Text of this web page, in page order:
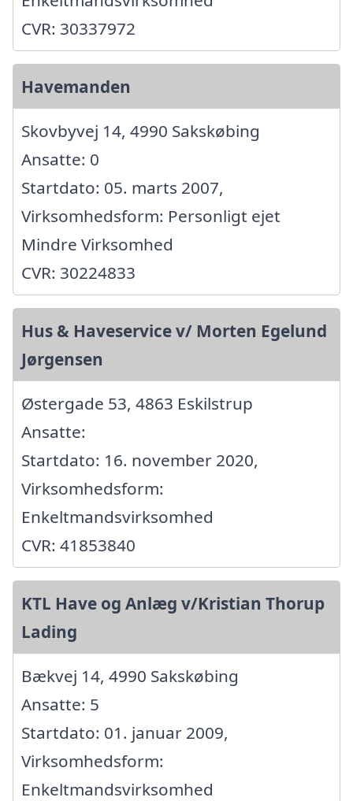
CVR: 30337972
Havemanden
Skovbyvej 14, 4990 Sakskøbing
Ansatte: 0
Startdato: 05. marts 2007,
Virksomhedsform: Personligt ejet
Mindre Virksomhed
CVR: 30224833
Hus & Haveservice v/ Morten Egelund
Jørgensen
Østergade 53, 4863 Eskilstrup
Ansatte:
Startdato: 16. november 2020,
Virksomhedsform:
Enkeltmandsvirksomhed
CVR: 41853840
KTL Have og Anlæg v/Kristian Thorup
Lading
Bækvej 14, 4990 Sakskøbing
Ansatte: 5
Startdato: 01. januar 2009,
Virksomhedsform:
Enkeltmandsvirksomhed